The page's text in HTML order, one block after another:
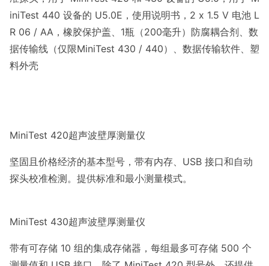
iniTest 440 设备的 U5.0E，使用说明书，2 x 1.5 V 电池 L
R 06 / AA，橡胶保护盖、1瓶（200毫升）防腐耦合剂、数
据传输线（仅限MiniTest 430 / 440）、数据传输软件、塑
料外壳
MiniTest 420超声波壁厚测量仪
坚固且价格经济的基本型号，带有内存、USB 接口和自动
探头校准检测。提供标准和最小测量模式。
MiniTest 430超声波壁厚测量仪
带有可存储 10 组的集成存储器，每组最多可存储 500 个